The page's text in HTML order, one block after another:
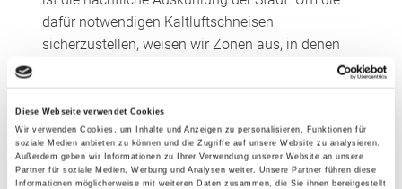
Diese Webseite verwendet Cookies
Wir verwenden Cookies, um Inhalte und Anzeigen zu personalisieren, Funktionen für
soziale Medien anbieten zu können und die Zugriffe auf unsere Website zu analysieren.
Außerdem geben wir Informationen zu Ihrer Verwendung unserer Website an unsere
Partner für soziale Medien, Werbung und Analysen weiter. Unsere Partner führen diese
Informationen möglicherweise mit weiteren Daten zusammen, die Sie ihnen bereitgestellt
dafür notwendigen Kaltluftschneisen
sicherzustellen, weisen wir Zonen aus, in denen
kann. Dazu sind vorab stadtklimatische Fragen zu
klären: Woher kommen die Kaltluftströme, wo
sammeln sie sich und auf welchen Wegen fließen
sie durch die Stadt? Wir klären, wo wir Kaltluft
benötigen und wie wir sie dorthin bekommen.